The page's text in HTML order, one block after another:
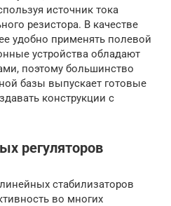
источник тока
резистора. В качестве
удобно применять полевой
устройства обладают
поэтому большинство
базы выпускает готовые
конструкции с
регуляторов
стабилизаторов
во многих